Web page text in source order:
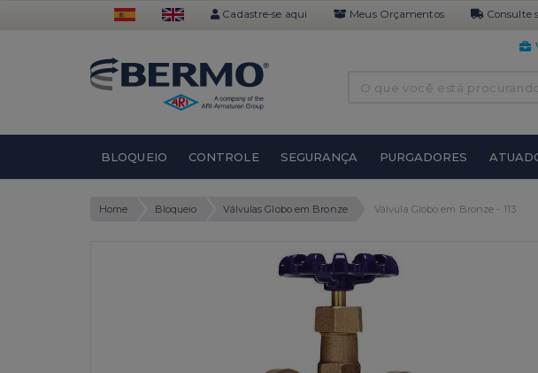
Cadastre-se aqui Meus Orçamentos Consulte
BLOQUEIO CONTROLE SEGURANÇA PURGADORES
Home Bloqueio Válvulas Globo em Bronze Válvula Globo em Bronze - 113